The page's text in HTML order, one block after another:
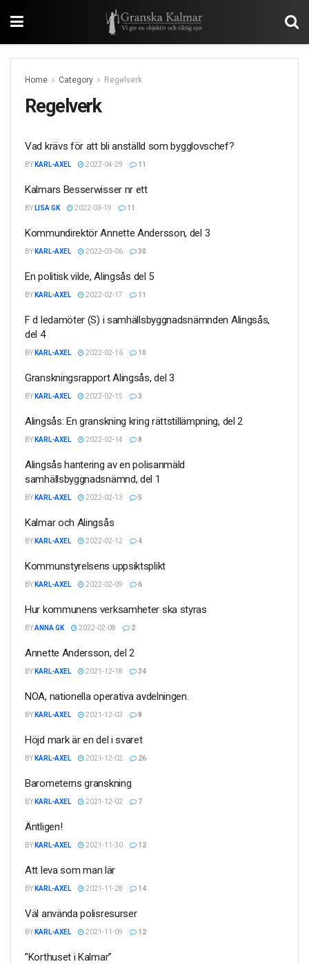
Home Category Regelverk
Regelverk
Vad krävs för att bli anställd som bygglovschef?
BY KARL-AXEL 2022-04-29 11
Kalmars Besserwisser nr ett
BY LISA GK 2022-03-19 11
Kommundirektör Annette Andersson, del 3
BY KARL-AXEL 2022-03-06 30
En politisk vilde, Alingsås del 5
BY KARL-AXEL 2022-02-17 11
F d ledamöter (S) i samhällsbyggnadsnämnden Alingsås,
del 4
BY KARL-AXEL 2022-02-16 10
Granskningsrapport Alingsås, del 3
BY KARL-AXEL 2022-02-15 3
Alingsås: En granskning kring rättstillämpning, del 2
BY KARL-AXEL 2022-02-14 8
Alingsås hantering av en polisanmäld
samhällsbyggnadsnämnd, del 1
BY KARL-AXEL 2022-02-13 5
Kalmar och Alingsås
BY KARL-AXEL 2022-02-12 4
Kommunstyrelsens uppsiktsplikt
BY KARL-AXEL 2022-02-09 6
Hur kommunens verksamheter ska styras
BYANNA GK 2022-02-08 2
Annette Andersson, del 2
BY KARL-AXEL 2021-12-18 34
NOA, nationella operativa avdelningen.
BY KARL-AXEL 2021-12-03 8
Höjd mark är en del i svaret
BY KARL-AXEL 2021-12-02 26
Barometerns granskning
BY KARL-AXEL 2021-12-02 7
Äntligen!
BY KARL-AXEL 2021-11-30 12
Att leva som man lär
BY KARL-AXEL 2021-11-28 14
Väl använda polisresurser
BY KARL-AXEL 2021-11-09 12
”Korthuset i Kalmar”